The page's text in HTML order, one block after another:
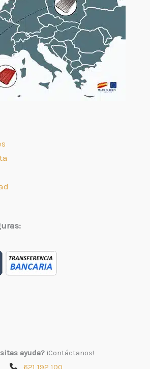
ayuda? ¡Contáctanos!
621 192 100